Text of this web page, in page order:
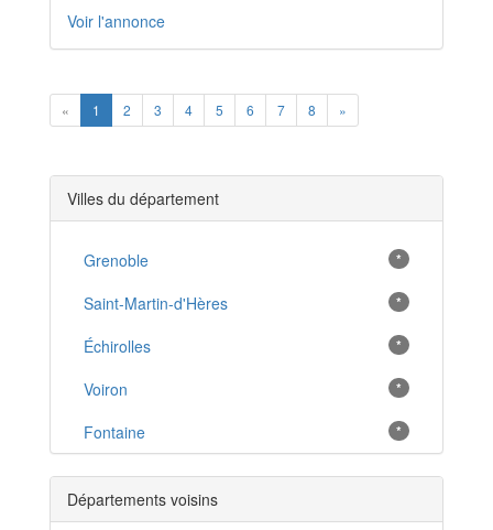
Voir l'annonce
« Previous
1 2 3 4 5 6 7 8 »
Villes du département
Grenoble *
Saint-Martin-d'Hères *
Échirolles *
Voiron *
Fontaine *
Vizille *
Bourgoin-Jallieu *
Départements voisins